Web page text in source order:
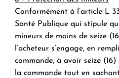
Conformément à l’article L
Santé Publique qui stipule
mineurs de moins de seize
l’acheteur s’engage, en
commande, à avoir seize
la commande tout en